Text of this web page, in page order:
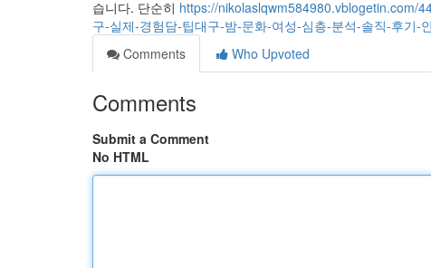
습니다. 단순히 https://nikolaslqwm584980.vblogetin.com/
구-실제-경험담-팁대구-밤-문화-여성-심층-분석-솔직-후기-
Comments
Who Upvoted
Comments
Submit a Comment
No HTML